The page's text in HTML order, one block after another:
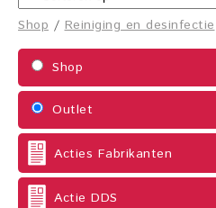
Shop /Reiniging en desinfectie
Shop
Outlet
Acties Fabrikanten
Actie DDS